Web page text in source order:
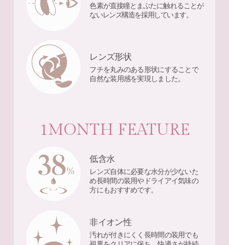
色素が直接瞳とまぶたに触れることが
ないレンズ構造を採用しています。
レンズ形状
フチを丸みのある形状にすることで
自然な装用感を実現しました。
1MONTH FEATURE
低含水
レンズ自体に必要な水分が少ないた
め長時間の装用やドライアイ気味の
方にもおすすめです。
非イオン性
汚れが付きにくく長時間の装用でも